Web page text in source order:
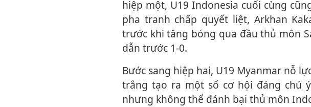
hiệp một, U19 Indonesia cuối cùng
pha tranh chấp quyết liệt, Arkhan
trước khi tâng bóng qua đầu thủ môn
dẫn trước 1-0.
Bước sang hiệp hai, U19 Myanmar nỗ lực đẩy cao đội hình tìm bàn gỡ. Đội bóng áo
trắng tạo ra một số cơ hội đáng chú
nhưng không thể đánh bại thủ môn